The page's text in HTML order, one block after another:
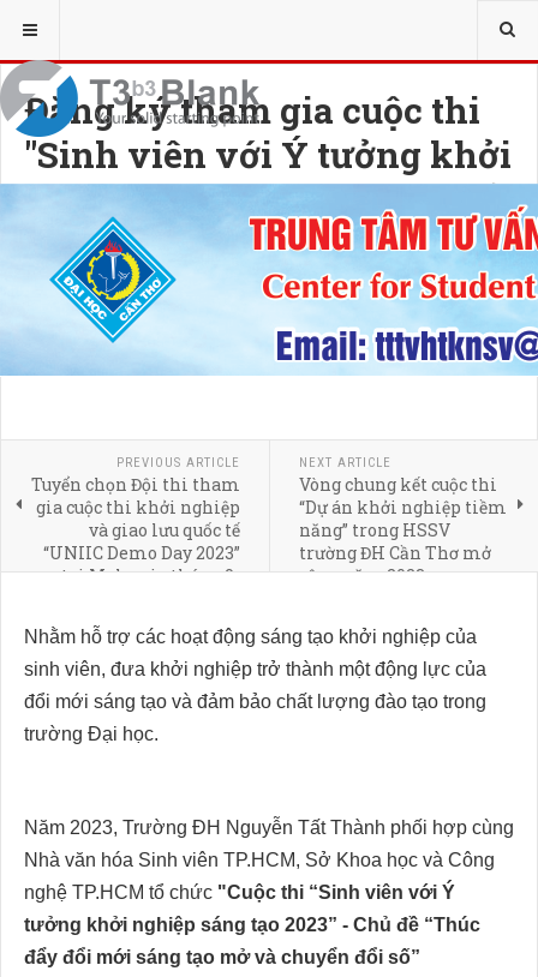
Đăng ký tham gia cuộc thi
"Sinh viên với Ý tưởng khởi
nghiệp sáng tạo 2023" - Chủ
đề “Thúc đẩy đổi mới sáng
tạo mở và chuyển đổi số”
29 MAY 2023
PREVIOUS ARTICLE
Tuyển chọn Đội thi tham
gia cuộc thi khởi nghiệp
và giao lưu quốc tế
“UNIIC Demo Day 2023”
tại Malaysia tháng 9-
NEXT ARTICLE
Vòng chung kết cuộc thi
“Dự án khởi nghiệp tiềm
năng” trong HSSV
trường ĐH Cần Thơ mở
rộng năm 2023
Nhằm hỗ trợ các hoạt động sáng tạo khởi nghiệp của
sinh viên, đưa khởi nghiệp trở thành một động lực của
đổi mới sáng tạo và đảm bảo chất lượng đào tạo trong
trường Đại học.
Năm 2023, Trường ĐH Nguyễn Tất Thành phối hợp cùng
Nhà văn hóa Sinh viên TP.HCM, Sở Khoa học và Công
nghệ TP.HCM tổ chức "Cuộc thi “Sinh viên với Ý
tưởng khởi nghiệp sáng tạo 2023” - Chủ đề “Thúc
đẩy đổi mới sáng tạo mở và chuyển đổi số”